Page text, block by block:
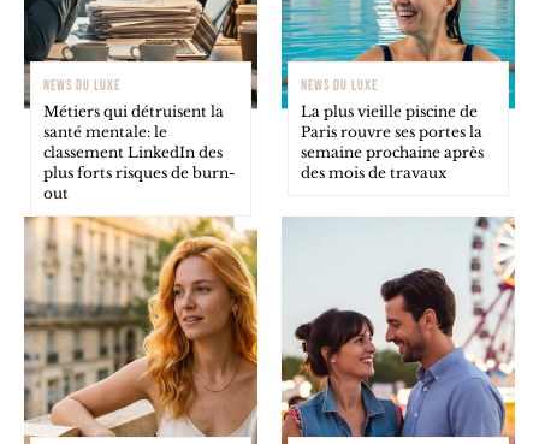
NEWS DU LUXE
Métiers qui détruisent la
santé mentale: le
classement LinkedIn des
plus forts risques de burn-
out
NEWS DU LUXE
La plus vieille piscine de
Paris rouvre ses portes la
semaine prochaine après
des mois de travaux